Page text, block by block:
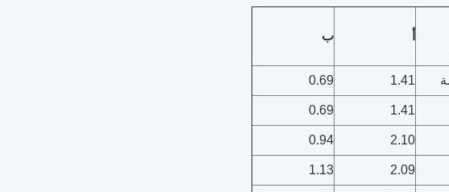
ب
1.41
0.69
1.41
0.69
2.10
0.94
2.09
1.13